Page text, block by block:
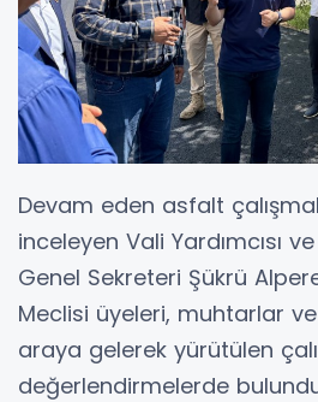
Devam eden asfalt
inceleyen Vali Yardımcısı
Genel Sekreteri Şükrü
Meclisi üyeleri, muhtarlar
araya gelerek yürütülen
değerlendirmelerde